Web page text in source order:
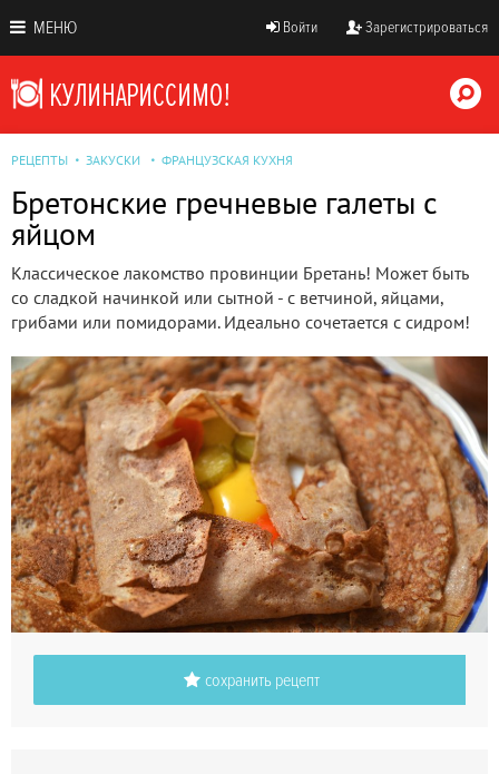
МЕНЮ Войти Зарегистрироваться
РЕЦЕПТЫ ЗАКУСКИ ФРАНЦУЗСКАЯ КУХНЯ
Бретонские гречневые галеты с
яйцом
Классическое лакомство провинции Бретань! Может быть
со сладкой начинкой или сытной - с ветчиной, яйцами,
грибами или помидорами. Идеально сочетается с сидром!
сохранить рецепт